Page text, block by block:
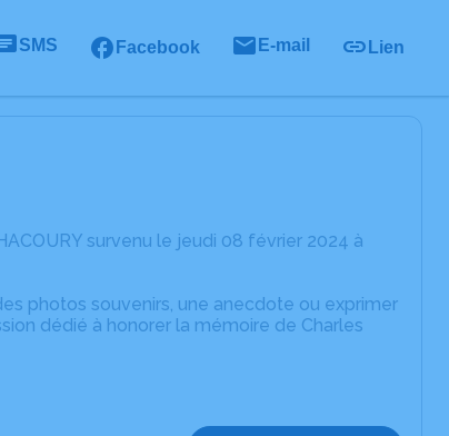
SMS Facebook E-mail Lien
survenu le jeudi 08 février 2024 à
photos souvenirs, une anecdote ou exprimer
dédié à honorer la mémoire de Charles